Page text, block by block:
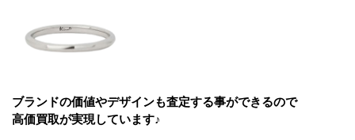
ブランドの価値やデザインも査定する事ができるので
高価買取が実現しています♪